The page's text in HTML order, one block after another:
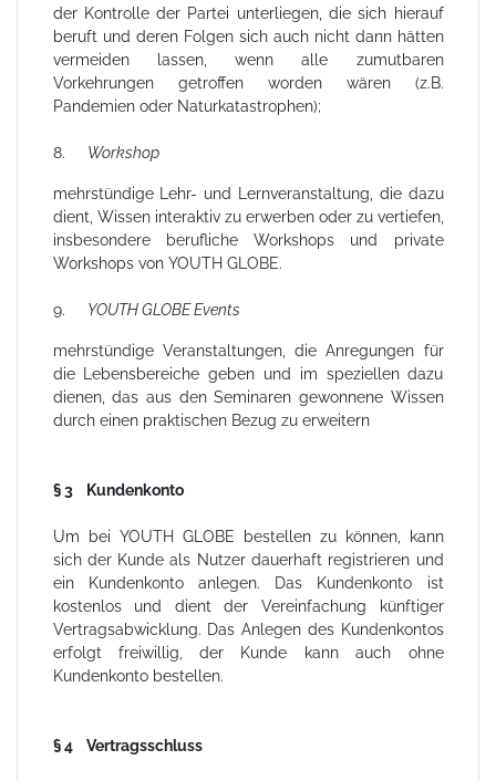
der Kontrolle der Partei unterliegen, die sich hierauf
beruft und deren Folgen sich auch nicht dann hätten
vermeiden lassen, wenn alle zumutbaren
Vorkehrungen getroffen worden wären (z.B.
Pandemien oder Naturkatastrophen);
8. Workshop
mehrstündige Lehr- und Lernveranstaltung, die dazu
dient, Wissen interaktiv zu erwerben oder zu vertiefen,
insbesondere berufliche Workshops und private
Workshops von YOUTH GLOBE.
9. YOUTH GLOBE Events
mehrstündige Veranstaltungen, die Anregungen für
die Lebensbereiche geben und im speziellen dazu
dienen, das aus den Seminaren gewonnene Wissen
durch einen praktischen Bezug zu erweitern
§ 3 Kundenkonto
Um bei YOUTH GLOBE bestellen zu können, kann
sich der Kunde als Nutzer dauerhaft registrieren und
ein Kundenkonto anlegen. Das Kundenkonto ist
kostenlos und dient der Vereinfachung künftiger
Vertragsabwicklung. Das Anlegen des Kundenkontos
erfolgt freiwillig, der Kunde kann auch ohne
Kundenkonto bestellen.
§ 4 Vertragsschluss